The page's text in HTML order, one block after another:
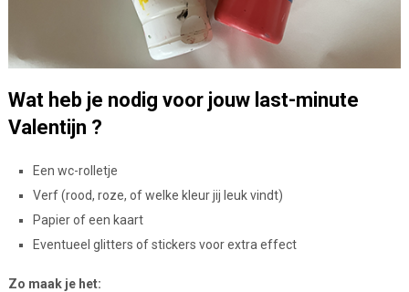
Wat heb je nodig voor jouw last-minute
Valentijn ?
Een wc-rolletje
Verf (rood, roze, of welke kleur jij leuk vindt)
Papier of een kaart
Eventueel glitters of stickers voor extra effect
Zo maak je het: